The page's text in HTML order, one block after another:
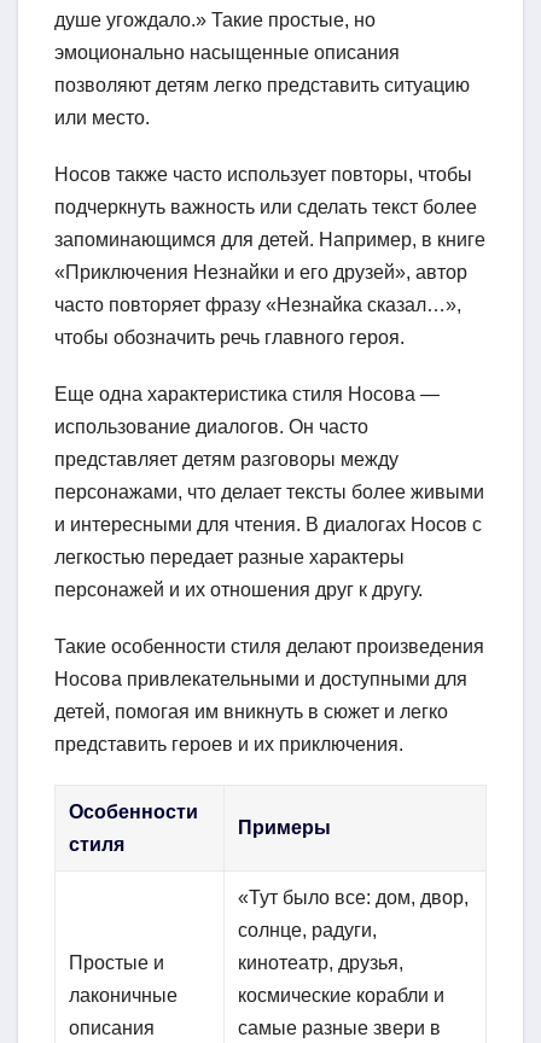
душе угождало.» Такие простые, но
эмоционально насыщенные описания
позволяют детям легко представить ситуацию
или место.
Носов также часто использует повторы, чтобы
подчеркнуть важность или сделать текст более
запоминающимся для детей. Например, в книге
«Приключения Незнайки и его друзей», автор
часто повторяет фразу «Незнайка сказал…»,
чтобы обозначить речь главного героя.
Еще одна характеристика стиля Носова —
использование диалогов. Он часто
представляет детям разговоры между
персонажами, что делает тексты более живыми
и интересными для чтения. В диалогах Носов с
легкостью передает разные характеры
персонажей и их отношения друг к другу.
Такие особенности стиля делают произведения
Носова привлекательными и доступными для
детей, помогая им вникнуть в сюжет и легко
представить героев и их приключения.
Особенности
стиля
Примеры
Простые и
лаконичные
описания
«Тут было все: дом, двор,
солнце, радуги,
кинотеатр, друзья,
космические корабли и
самые разные звери в